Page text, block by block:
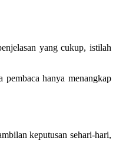
yang cukup, istilah
hanya menangkap
keputusan sehari-hari,